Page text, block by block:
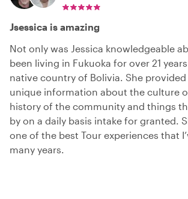
Jsessica is amazing
Not only was Jessica knowledgeable
been living in Fukuoka for over 21
native country of Bolivia. She
unique information about the culture
history of the community and things
by on a daily basis intake for granted.
one of the best Tour experiences that
many years.